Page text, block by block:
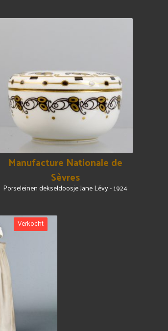
Manufacture Nationale de
Sèvres
Porseleinen dekseldoosje Jane Lévy - 1924
Verkocht